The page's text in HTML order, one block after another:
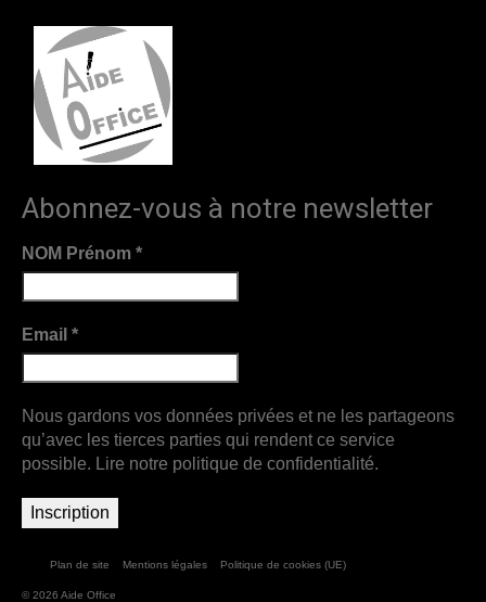
Abonnez-vous à notre newsletter
NOM Prénom *
Email *
Nous gardons vos données privées et ne les partageons
qu’avec les tierces parties qui rendent ce service
possible. Lire notre politique de confidentialité.
Plan de site Mentions légales Politique de cookies (UE)
© 2026 Aide Office